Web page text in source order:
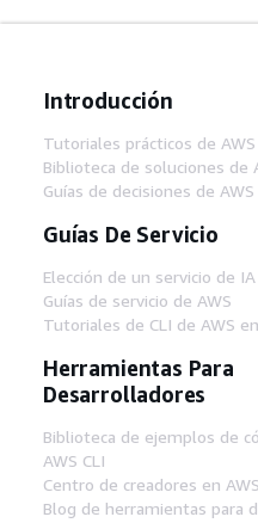
Introducción
Tutoriales prácticos de AWS
Biblioteca de soluciones de
Guías de decisiones de AWS
Guías De Servicio
Elección de un servicio de
Guías de servicio de AWS
Tutoriales de CLI de AWS
Herramientas Para
Desarrolladores
Biblioteca de ejemplos de
AWS CLI
Centro de creadores en AWS
Blog de herramientas para